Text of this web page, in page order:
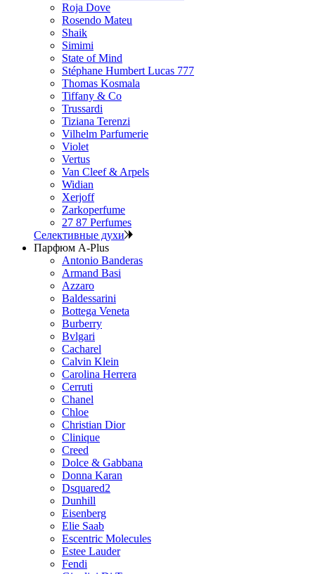
Roja Dove
Rosendo Mateu
Shaik
Simimi
State of Mind
Stéphane Humbert Lucas 777
Thomas Kosmala
Tiffany & Co
Trussardi
Tiziana Terenzi
Vilhelm Parfumerie
Violet
Vertus
Van Cleef & Arpels
Widian
Xerjoff
Zarkoperfume
27 87 Perfumes
Селективные духи
Парфюм A-Plus
Antonio Banderas
Armand Basi
Azzaro
Baldessarini
Bottega Veneta
Burberry
Bvlgari
Cacharel
Calvin Klein
Carolina Herrera
Cerruti
Chanel
Chloe
Christian Dior
Clinique
Creed
Dolce & Gabbana
Donna Karan
Dsquared2
Dunhill
Eisenberg
Elie Saab
Escentric Molecules
Estee Lauder
Fendi